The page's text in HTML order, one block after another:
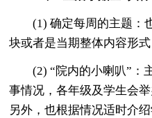
(1) 确定每周的主题：
块或者是当期整体内容形式
(2) “院内的小喇叭”：
事情况，各年级及学生会
另外，也根据情况适时介